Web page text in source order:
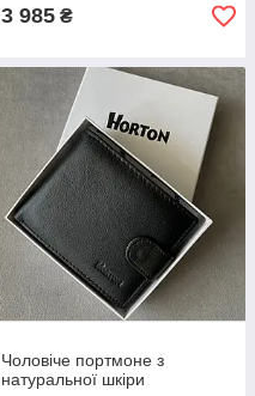
3 985 ₴
Чоловіче портмоне з
натуральної шкіри